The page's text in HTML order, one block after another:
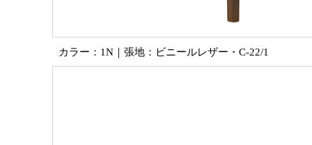
カラー：1N｜張地：ビニールレザー・C-22/1